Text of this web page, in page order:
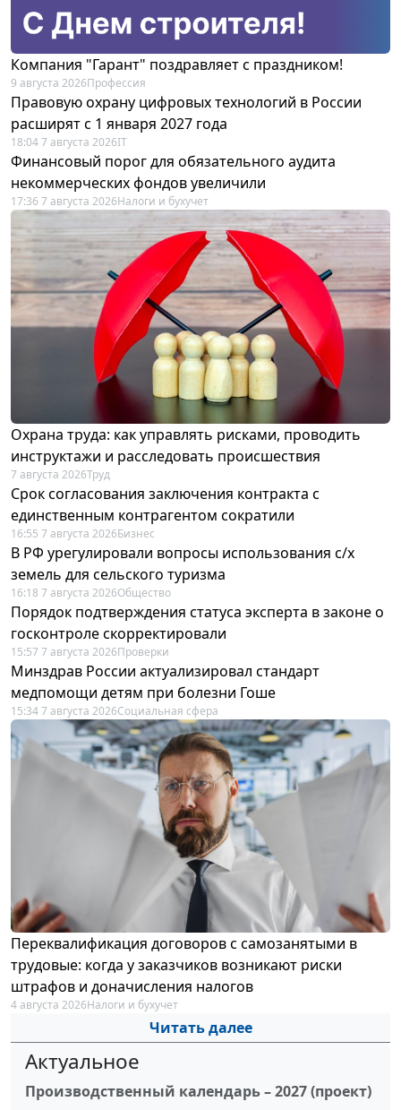
Компания "Гарант" поздравляет с праздником!
9 августа 2026Профессия
Правовую охрану цифровых технологий в России
расширят с 1 января 2027 года
18:04 7 августа 2026IT
Финансовый порог для обязательного аудита
некоммерческих фондов увеличили
17:36 7 августа 2026Налоги и бухучет
Охрана труда: как управлять рисками, проводить
инструктажи и расследовать происшествия
7 августа 2026Труд
Срок согласования заключения контракта с
единственным контрагентом сократили
16:55 7 августа 2026Бизнес
В РФ урегулировали вопросы использования с/х
земель для сельского туризма
16:18 7 августа 2026Общество
Порядок подтверждения статуса эксперта в законе о
госконтроле скорректировали
15:57 7 августа 2026Проверки
Минздрав России актуализировал стандарт
медпомощи детям при болезни Гоше
15:34 7 августа 2026Социальная сфера
Переквалификация договоров с самозанятыми в
трудовые: когда у заказчиков возникают риски
штрафов и доначисления налогов
4 августа 2026Налоги и бухучет
Читать далее
Актуальное
Производственный календарь – 2027 (проект)